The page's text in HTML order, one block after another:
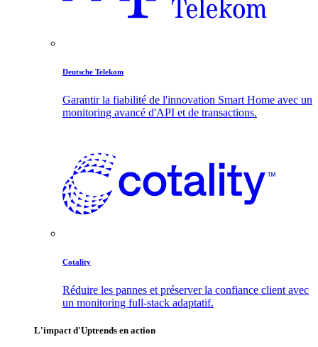
Deutsche Telekom
Garantir la fiabilité de l'innovation Smart Home avec un
monitoring avancé d'API et de transactions.
Cotality
Réduire les pannes et préserver la confiance client avec
un monitoring full-stack adaptatif.
L'impact d'Uptrends en action